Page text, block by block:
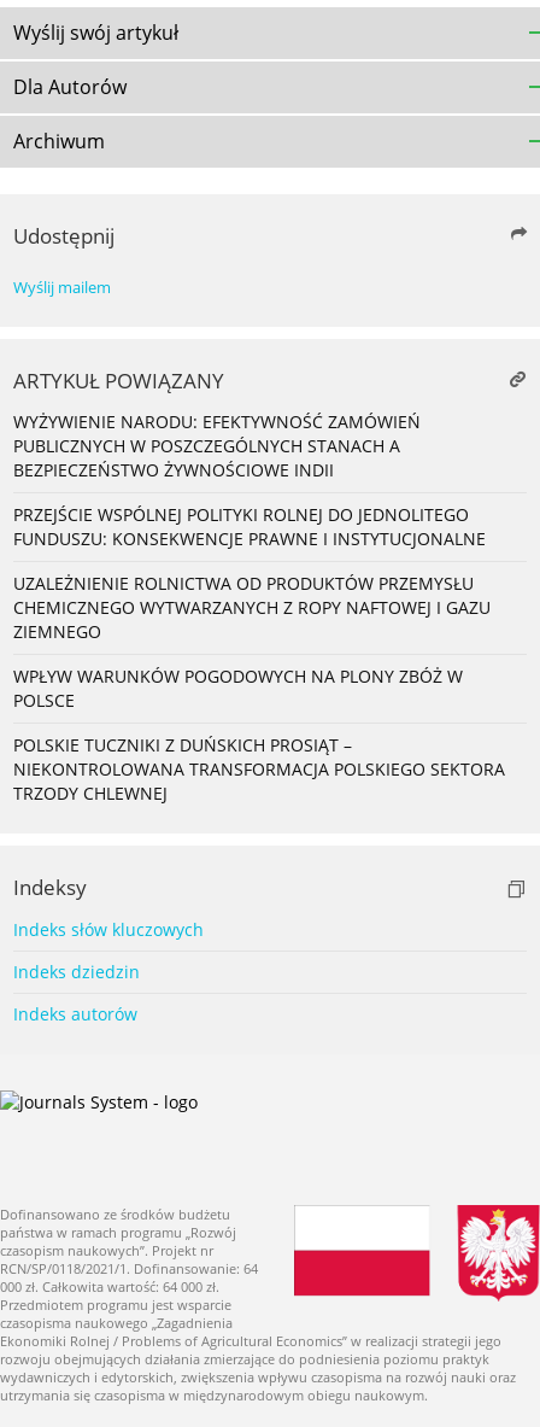
Wyślij swój artykuł
Dla Autorów
Archiwum
Udostępnij
Wyślij mailem
ARTYKUŁ POWIĄZANY
WYŻYWIENIE NARODU: EFEKTYWNOŚĆ ZAMÓWIEŃ
PUBLICZNYCH W POSZCZEGÓLNYCH STANACH A
BEZPIECZEŃSTWO ŻYWNOŚCIOWE INDII
PRZEJŚCIE WSPÓLNEJ POLITYKI ROLNEJ DO JEDNOLITEGO
FUNDUSZU: KONSEKWENCJE PRAWNE I INSTYTUCJONALNE
UZALEŻNIENIE ROLNICTWA OD PRODUKTÓW PRZEMYSŁU
CHEMICZNEGO WYTWARZANYCH Z ROPY NAFTOWEJ I GAZU
ZIEMNEGO
WPŁYW WARUNKÓW POGODOWYCH NA PLONY ZBÓŻ W
POLSCE
POLSKIE TUCZNIKI Z DUŃSKICH PROSIĄT –
NIEKONTROLOWANA TRANSFORMACJA POLSKIEGO SEKTORA
TRZODY CHLEWNEJ
Indeksy
Indeks słów kluczowych
Indeks dziedzin
Indeks autorów
Dofinansowano ze środków budżetu
państwa w ramach programu „Rozwój
czasopism naukowych”. Projekt nr
RCN/SP/0118/2021/1. Dofinansowanie: 64
000 zł. Całkowita wartość: 64 000 zł.
Przedmiotem programu jest wsparcie
czasopisma naukowego „Zagadnienia
Ekonomiki Rolnej / Problems of Agricultural Economics” w realizacji strategii jego
rozwoju obejmujących działania zmierzające do podniesienia poziomu praktyk
wydawniczych i edytorskich, zwiększenia wpływu czasopisma na rozwój nauki oraz
utrzymania się czasopisma w międzynarodowym obiegu naukowym.